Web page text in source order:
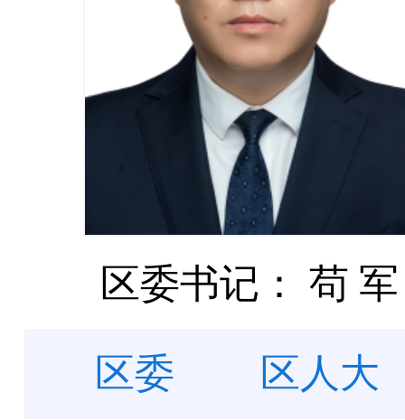
区委书记： 苟 军
区委 区人大